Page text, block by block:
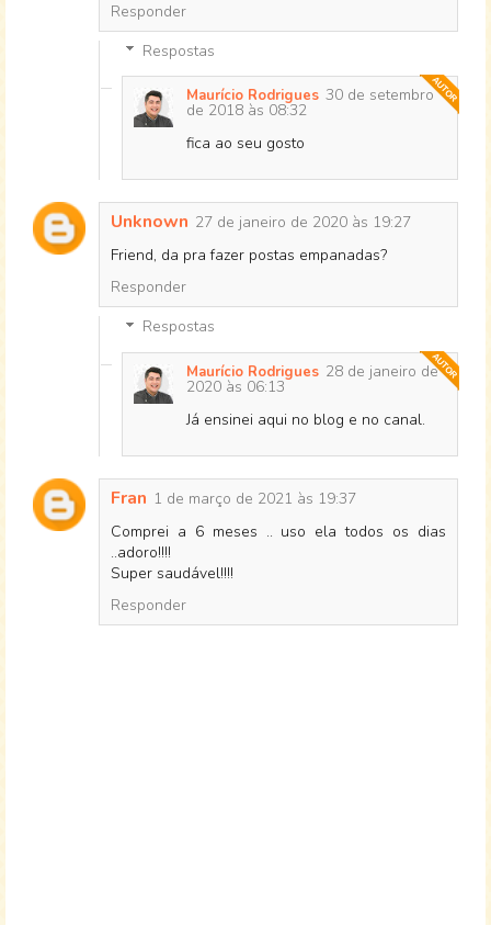
Responder
Respostas
Maurício Rodrigues 30 de setembro
de 2018 às 08:32
fica ao seu gosto
Unknown 27 de janeiro de 2020 às 19:27
Friend, da pra fazer postas empanadas?
Responder
Respostas
Maurício Rodrigues 28 de janeiro de
2020 às 06:13
Já ensinei aqui no blog e no canal.
Fran 1 de março de 2021 às 19:37
Comprei a 6 meses .. uso ela todos os dias
..adoro!!!!
Super saudável!!!!
Responder